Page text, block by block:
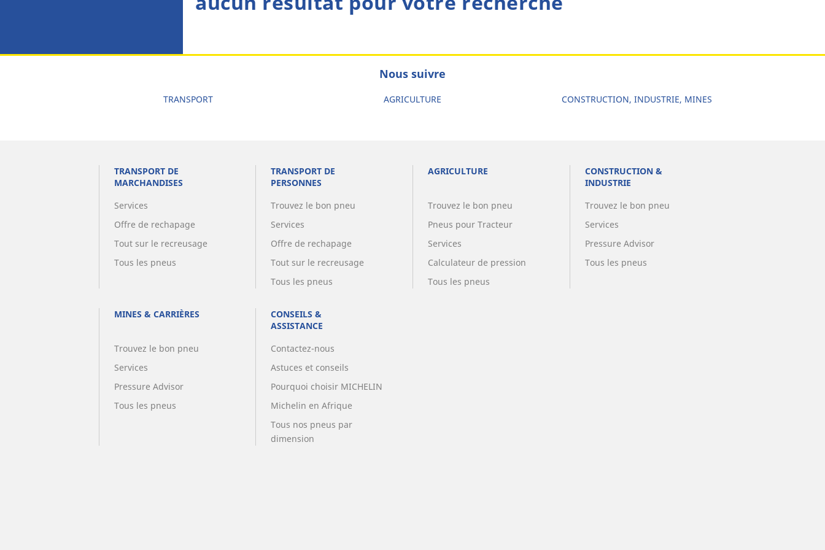
Nous suivre
TRANSPORT AGRICULTURE CONSTRUCTION, INDUSTRIE, MINES
TRANSPORT DE
MARCHANDISES
Services
Offre de rechapage
Tout sur le recreusage
Tous les pneus
TRANSPORT DE
PERSONNES
Trouvez le bon pneu
Services
Offre de rechapage
Tout sur le recreusage
Tous les pneus
AGRICULTURE
Trouvez le bon pneu
Pneus pour Tracteur
Services
Calculateur de pression
Tous les pneus
CONSTRUCTION &
INDUSTRIE
Trouvez le bon pneu
Services
Pressure Advisor
Tous les pneus
MINES & CARRIÈRES
Trouvez le bon pneu
Services
Pressure Advisor
Tous les pneus
CONSEILS &
ASSISTANCE
Contactez-nous
Astuces et conseils
Pourquoi choisir MICHELIN
Michelin en Afrique
Tous nos pneus par
dimension